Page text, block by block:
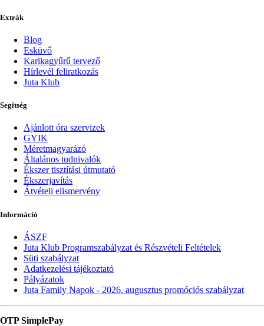
Extrák
Blog
Esküvő
Karikagyűrű tervező
Hírlevél feliratkozás
Juta Klub
Segítség
Ajánlott óra szervizek
GYIK
Méretmagyarázó
Általános tudnivalók
Ékszer tisztítási útmutató
Ékszerjavítás
Átvételi elismervény
Információ
ÁSZF
Juta Klub Programszabályzat és Részvételi Feltételek
Süti szabályzat
Adatkezelési tájékoztató
Pályázatok
Juta Family Napok - 2026. augusztus promóciós szabályzat
OTP SimplePay